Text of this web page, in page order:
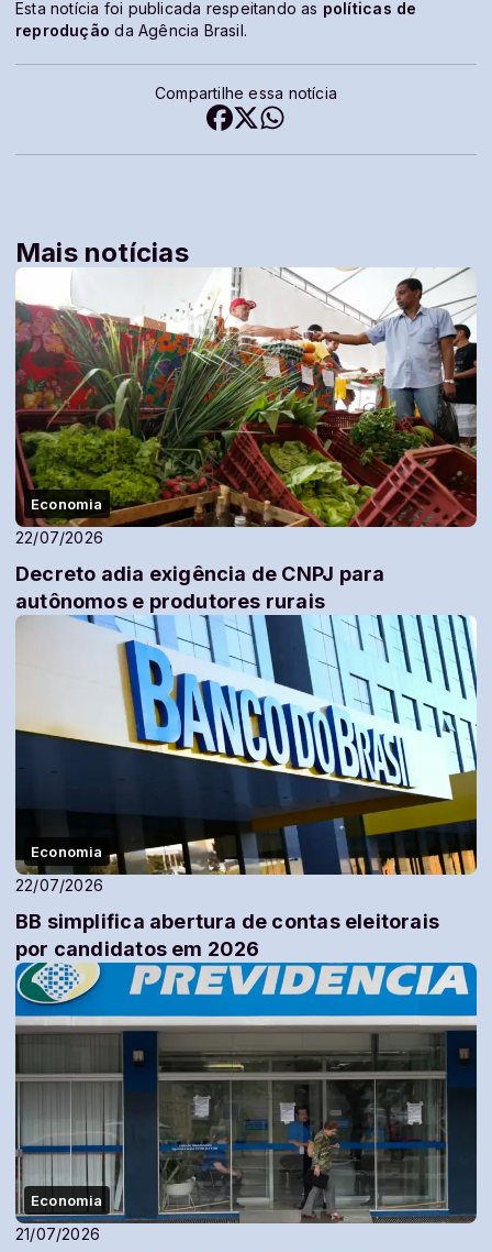
Esta notícia foi publicada respeitando as políticas de
reprodução da Agência Brasil.
Compartilhe essa notícia
Mais notícias
Economia
22/07/2026
Decreto adia exigência de CNPJ para
autônomos e produtores rurais
Economia
22/07/2026
BB simplifica abertura de contas eleitorais
por candidatos em 2026
Economia
21/07/2026